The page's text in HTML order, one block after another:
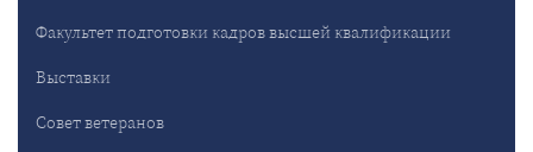
Факультет подготовки кадров высшей квалификации
Выставки
Совет ветеранов